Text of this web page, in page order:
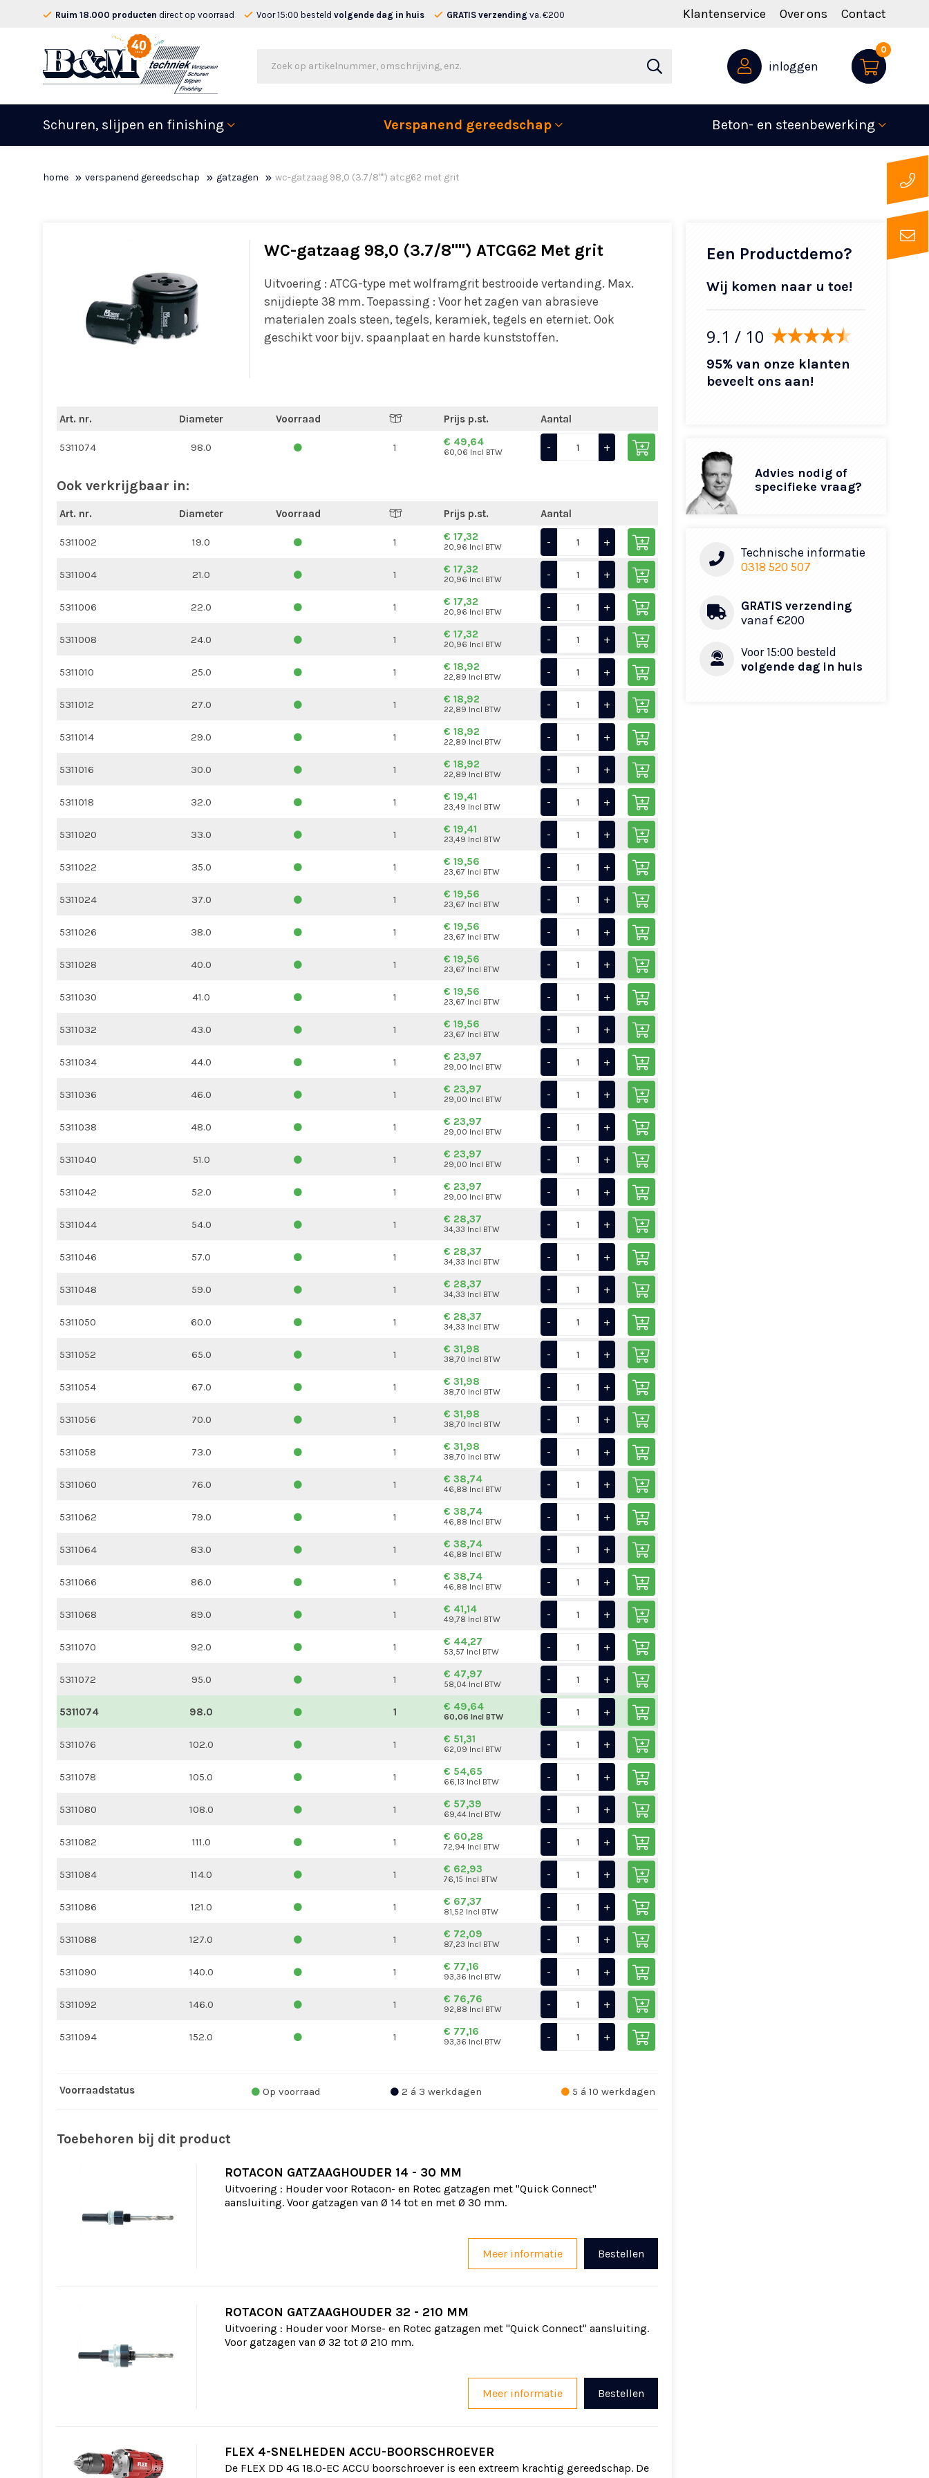
Ruim 18.000 producten direct op voorraad Voor 15:00 besteld volgende dag in huis GRATIS verzending va. €200 Klantenservice Over ons Contact
0
inloggen
Schuren, slijpen en finishing Verspanend gereedschap Beton- en steenbewerking
home verspanend gereedschap gatzagen wc-gatzaag 98,0 (3.7/8"") atcg62 met grit
WC-gatzaag 98,0 (3.7/8"") ATCG62 Met grit
Uitvoering : ATCG-type met wolframgrit bestrooide vertanding. Max.
snijdiepte 38 mm. Toepassing : Voor het zagen van abrasieve
materialen zoals steen, tegels, keramiek, tegels en eterniet. Ook
geschikt voor bijv. spaanplaat en harde kunststoffen.
Art. nr. Diameter Voorraad Prijs p.st. Aantal
5311074 98.0 1 € 49,64
60,06 Incl BTW - +
Ook verkrijgbaar in:
Art. nr. Diameter Voorraad Prijs p.st. Aantal
5311002 19.0 1 € 17,32
20,96 Incl BTW - +
5311004 21.0 1 € 17,32
20,96 Incl BTW - +
5311006 22.0 1 € 17,32
20,96 Incl BTW - +
5311008 24.0 1 € 17,32
20,96 Incl BTW - +
5311010 25.0 1 € 18,92
22,89 Incl BTW - +
5311012 27.0 1 € 18,92
22,89 Incl BTW - +
5311014 29.0 1 € 18,92
22,89 Incl BTW - +
5311016 30.0 1 € 18,92
22,89 Incl BTW - +
5311018 32.0 1 € 19,41
23,49 Incl BTW - +
5311020 33.0 1 € 19,41
23,49 Incl BTW - +
5311022 35.0 1 € 19,56
23,67 Incl BTW - +
5311024 37.0 1 € 19,56
23,67 Incl BTW - +
5311026 38.0 1 € 19,56
23,67 Incl BTW - +
5311028 40.0 1 € 19,56
23,67 Incl BTW - +
5311030 41.0 1 € 19,56
23,67 Incl BTW - +
5311032 43.0 1 € 19,56
23,67 Incl BTW - +
5311034 44.0 1 € 23,97
29,00 Incl BTW - +
5311036 46.0 1 € 23,97
29,00 Incl BTW - +
5311038 48.0 1 € 23,97
29,00 Incl BTW - +
5311040 51.0 1 € 23,97
29,00 Incl BTW - +
5311042 52.0 1 € 23,97
29,00 Incl BTW - +
5311044 54.0 1 € 28,37
34,33 Incl BTW - +
5311046 57.0 1 € 28,37
34,33 Incl BTW - +
5311048 59.0 1 € 28,37
34,33 Incl BTW - +
5311050 60.0 1 € 28,37
34,33 Incl BTW - +
5311052 65.0 1 € 31,98
38,70 Incl BTW - +
5311054 67.0 1 € 31,98
38,70 Incl BTW - +
5311056 70.0 1 € 31,98
38,70 Incl BTW - +
5311058 73.0 1 € 31,98
38,70 Incl BTW - +
5311060 76.0 1 € 38,74
46,88 Incl BTW - +
5311062 79.0 1 € 38,74
46,88 Incl BTW - +
5311064 83.0 1 € 38,74
46,88 Incl BTW - +
5311066 86.0 1 € 38,74
46,88 Incl BTW - +
5311068 89.0 1 € 41,14
49,78 Incl BTW - +
5311070 92.0 1 € 44,27
53,57 Incl BTW - +
5311072 95.0 1 € 47,97
58,04 Incl BTW - +
5311074 98.0 1 € 49,64
60,06 Incl BTW - +
5311076 102.0 1 € 51,31
62,09 Incl BTW - +
5311078 105.0 1 € 54,65
66,13 Incl BTW - +
5311080 108.0 1 € 57,39
69,44 Incl BTW - +
5311082 111.0 1 € 60,28
72,94 Incl BTW - +
5311084 114.0 1 € 62,93
76,15 Incl BTW - +
5311086 121.0 1 € 67,37
81,52 Incl BTW - +
5311088 127.0 1 € 72,09
87,23 Incl BTW - +
5311090 140.0 1 € 77,16
93,36 Incl BTW - +
5311092 146.0 1 € 76,76
92,88 Incl BTW - +
5311094 152.0 1 € 77,16
93,36 Incl BTW - +
Voorraadstatus Op voorraad 2 á 3 werkdagen 5 á 10 werkdagen
Toebehoren bij dit product
ROTACON GATZAAGHOUDER 14 - 30 MM
Uitvoering : Houder voor Rotacon- en Rotec gatzagen met "Quick Connect"
aansluiting. Voor gatzagen van Ø 14 tot en met Ø 30 mm.
Bestellen
Meer informatie
ROTACON GATZAAGHOUDER 32 - 210 MM
Uitvoering : Houder voor Morse- en Rotec gatzagen met "Quick Connect" aansluiting.
Voor gatzagen van Ø 32 tot Ø 210 mm.
Bestellen
Meer informatie
FLEX 4-SNELHEDEN ACCU-BOORSCHROEVER
De FLEX DD 4G 18.0-EC ACCU boorschroever is een extreem krachtig gereedschap. De
Een Productdemo?
Wij komen naar u toe!
9.1 / 10
95% van onze klanten
beveelt ons aan!
Advies nodig of
specifieke vraag?
Technische informatie
0318 520 507
GRATIS verzending
vanaf €200​
Voor 15:00 besteld
volgende dag in huis